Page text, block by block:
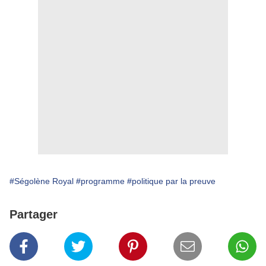
#Ségolène Royal #programme #politique par la preuve
Partager